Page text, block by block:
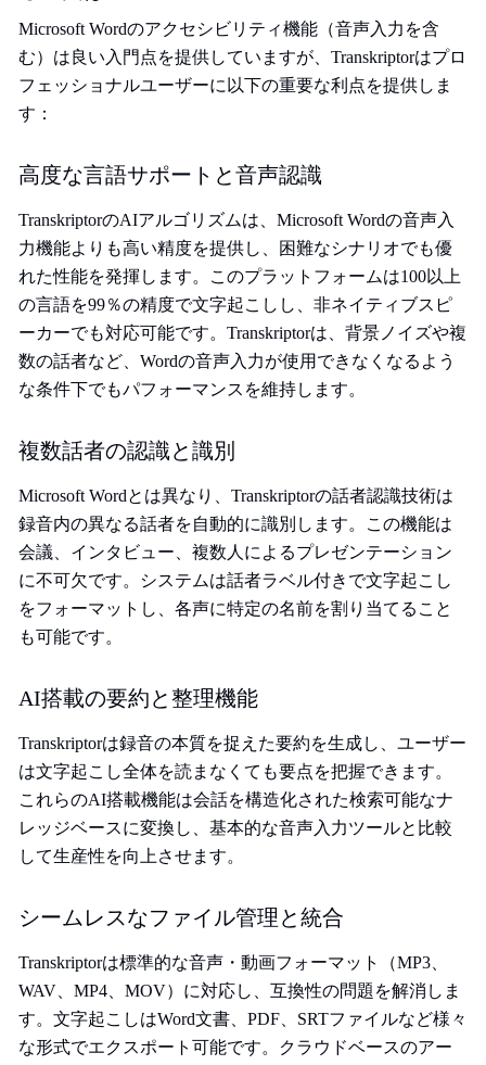
Microsoft Wordのアクセシビリティ機能（音声入力を含
む）は良い入門点を提供していますが、Transkriptorはプロ
フェッショナルユーザーに以下の重要な利点を提供しま
す：
高度な言語サポートと音声認識
TranskriptorのAIアルゴリズムは、Microsoft Wordの音声入
力機能よりも高い精度を提供し、困難なシナリオでも優
れた性能を発揮します。このプラットフォームは100以上
の言語を99％の精度で文字起こしし、非ネイティブスピ
ーカーでも対応可能です。Transkriptorは、背景ノイズや複
数の話者など、Wordの音声入力が使用できなくなるよう
な条件下でもパフォーマンスを維持します。
複数話者の認識と識別
Microsoft Wordとは異なり、Transkriptorの話者認識技術は
録音内の異なる話者を自動的に識別します。この機能は
会議、インタビュー、複数人によるプレゼンテーション
に不可欠です。システムは話者ラベル付きで文字起こし
をフォーマットし、各声に特定の名前を割り当てること
も可能です。
AI搭載の要約と整理機能
Transkriptorは録音の本質を捉えた要約を生成し、ユーザー
は文字起こし全体を読まなくても要点を把握できます。
これらのAI搭載機能は会話を構造化された検索可能なナ
レッジベースに変換し、基本的な音声入力ツールと比較
して生産性を向上させます。
シームレスなファイル管理と統合
Transkriptorは標準的な音声・動画フォーマット（MP3、
WAV、MP4、MOV）に対応し、互換性の問題を解消しま
す。文字起こしはWord文書、PDF、SRTファイルなど様々
な形式でエクスポート可能です。クラウドベースのアー